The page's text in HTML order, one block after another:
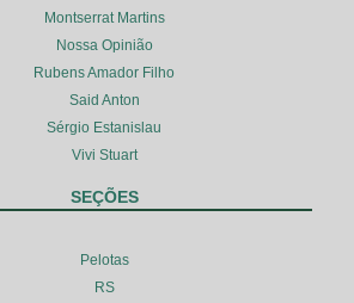
Montserrat Martins
Nossa Opinião
Rubens Amador Filho
Said Anton
Sérgio Estanislau
Vivi Stuart
SEÇÕES
Pelotas
RS